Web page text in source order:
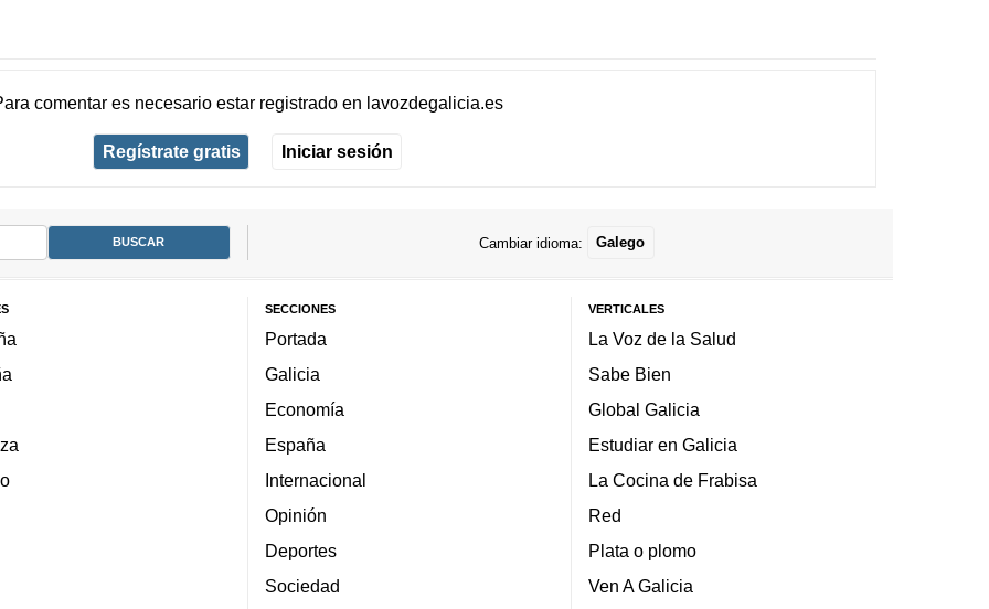
comentar es necesario estar registradoen lavozdegalicia.es
Regístrate gratis Iniciar sesión
Cambiar idioma: Galego
SECCIONES
Portada
Galicia
Economía
España
Internacional
Opinión
Deportes
Sociedad
VERTICALES
La Voz de la Salud
Sabe Bien
Global Galicia
Estudiar en Galicia
La Cocina de Frabisa
Red
Plata o plomo
Ven A Galicia